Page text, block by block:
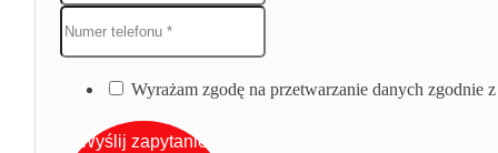
Wyrażam zgodę na przetwarzanie danych zgodnie
Wyślij zapytanie